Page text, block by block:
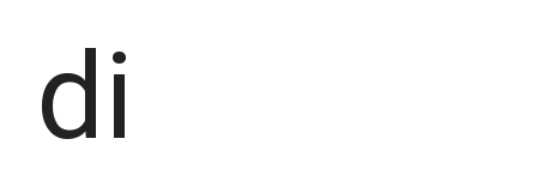
di